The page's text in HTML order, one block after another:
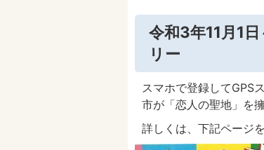
令和3年11月1
リー
スマホで登録してGPS
市が「恋人の聖地」を
詳しくは、下記ページ